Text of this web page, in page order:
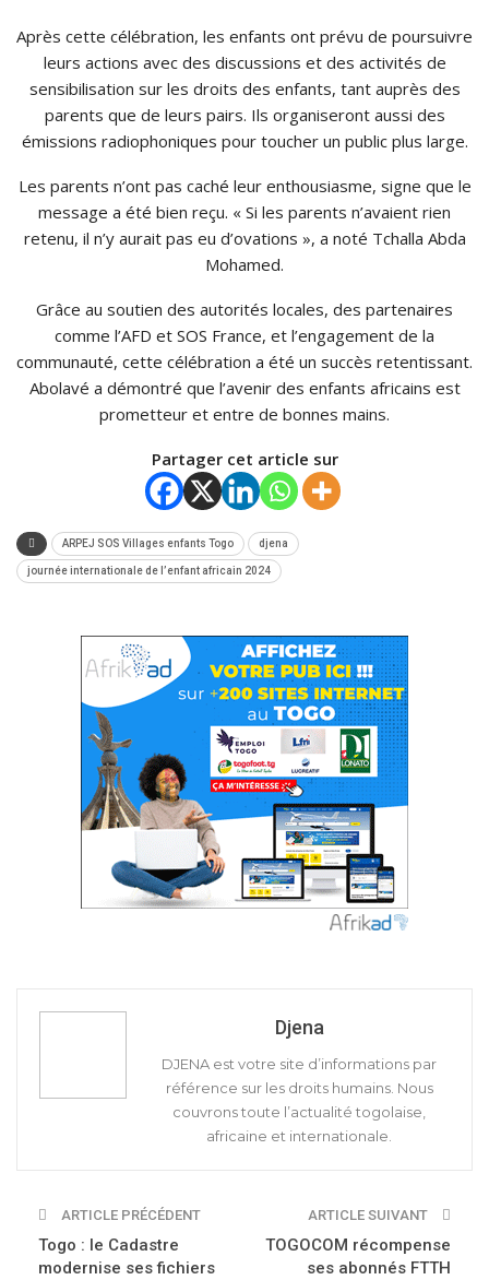
Après cette célébration, les enfants ont prévu de poursuivre
leurs actions avec des discussions et des activités de
sensibilisation sur les droits des enfants, tant auprès des
parents que de leurs pairs. Ils organiseront aussi des
émissions radiophoniques pour toucher un public plus large.
Les parents n’ont pas caché leur enthousiasme, signe que le
message a été bien reçu. « Si les parents n’avaient rien
retenu, il n’y aurait pas eu d’ovations », a noté Tchalla Abda
Mohamed.
Grâce au soutien des autorités locales, des partenaires
comme l’AFD et SOS France, et l’engagement de la
communauté, cette célébration a été un succès retentissant.
Abolavé a démontré que l’avenir des enfants africains est
prometteur et entre de bonnes mains.
Partager cet article sur
ARPEJ SOS Villages enfants Togo djena
journée internationale de l’enfant africain 2024
Djena
DJENA est votre site d’informations par
référence sur les droits humains. Nous
couvrons toute l’actualité togolaise,
africaine et internationale.
ARTICLE PRÉCÉDENT
Togo : le Cadastre
modernise ses fichiers
ARTICLE SUIVANT
TOGOCOM récompense
ses abonnés FTTH